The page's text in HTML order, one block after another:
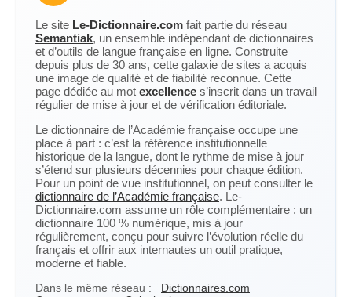
Le site Le-Dictionnaire.com fait partie du réseau
Semantiak, un ensemble indépendant de dictionnaires
et d’outils de langue française en ligne. Construite
depuis plus de 30 ans, cette galaxie de sites a acquis
une image de qualité et de fiabilité reconnue. Cette
page dédiée au mot excellence s’inscrit dans un travail
régulier de mise à jour et de vérification éditoriale.
Le dictionnaire de l’Académie française occupe une
place à part : c’est la référence institutionnelle
historique de la langue, dont le rythme de mise à jour
s’étend sur plusieurs décennies pour chaque édition.
Pour un point de vue institutionnel, on peut consulter le
dictionnaire de l’Académie française. Le-
Dictionnaire.com assume un rôle complémentaire : un
dictionnaire 100 % numérique, mis à jour
régulièrement, conçu pour suivre l’évolution réelle du
français et offrir aux internautes un outil pratique,
moderne et fiable.
Dans le même réseau :
Dictionnaires.com